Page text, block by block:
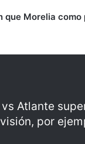
Morelia como
Atlante
por